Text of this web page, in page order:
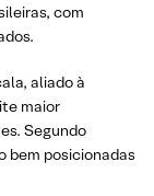
com
aliado à
maior
Segundo
bem posicionadas